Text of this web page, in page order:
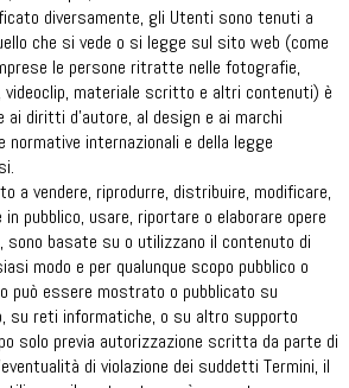
diversamente, gli Utenti sono tenuti a
che si vede o si legge sul sito web (come
le persone ritratte nelle fotografie,
materiale scritto e altri contenuti) è
diritti d’autore, al design e ai marchi
internazionali e della legge
a vendere, riprodurre, distribuire, modificare,
pubblico, usare, riportare o elaborare opere
sono basate su o utilizzano il contenuto di
modo e per qualunque scopo pubblico o
può essere mostrato o pubblicato su
su reti informatiche, o su altro supporto
solo previa autorizzazione scritta da parte di
di violazione dei suddetti Termini, il